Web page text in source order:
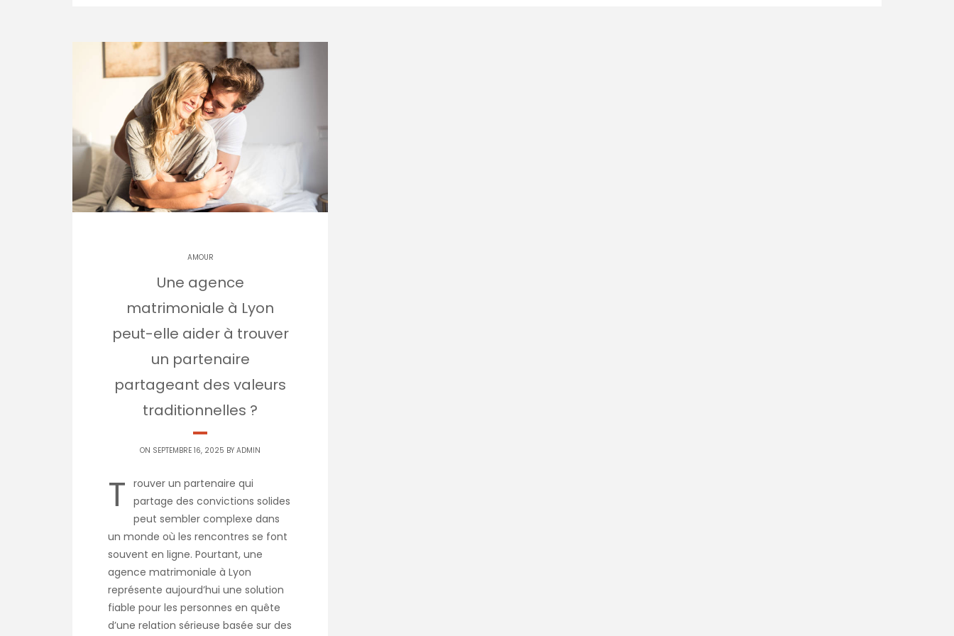
AMOUR
Une agence
matrimoniale à Lyon
peut-elle aider à trouver
un partenaire
partageant des valeurs
traditionnelles ?
ON SEPTEMBRE 16, 2025 BY ADMIN
T rouver un partenaire qui
partage des convictions solides
peut sembler complexe dans
un monde où les rencontres se font
souvent en ligne. Pourtant, une
agence matrimoniale à Lyon
représente aujourd’hui une solution
fiable pour les personnes en quête
d’une relation sérieuse basée sur des